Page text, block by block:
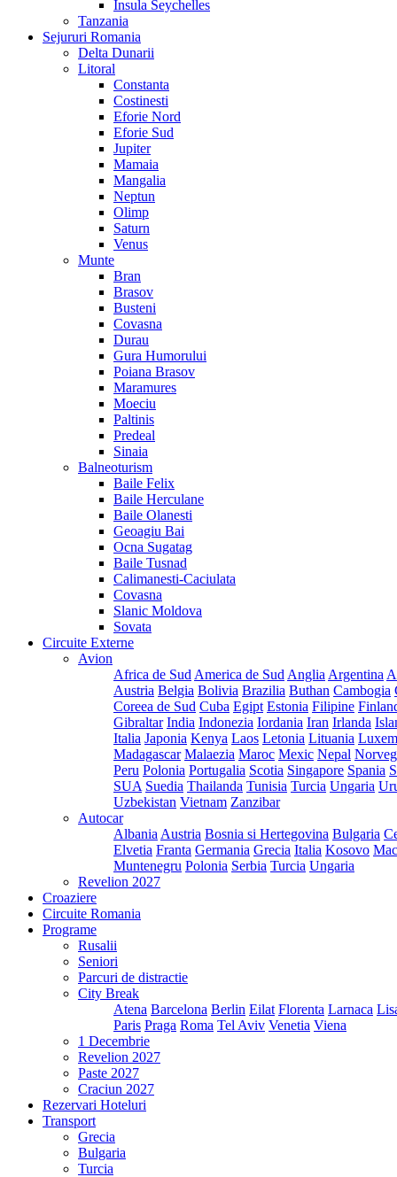
Insula Seychelles
Tanzania
Sejururi Romania
Delta Dunarii
Litoral
Constanta
Costinesti
Eforie Nord
Eforie Sud
Jupiter
Mamaia
Mangalia
Neptun
Olimp
Saturn
Venus
Munte
Bran
Brasov
Busteni
Covasna
Durau
Gura Humorului
Poiana Brasov
Maramures
Moeciu
Paltinis
Predeal
Sinaia
Balneoturism
Baile Felix
Baile Herculane
Baile Olanesti
Geoagiu Bai
Ocna Sugatag
Baile Tusnad
Calimanesti-Caciulata
Covasna
Slanic Moldova
Sovata
Circuite Externe
Avion
Africa de Sud America de Sud Anglia Argentina
Austria Belgia Bolivia Brazilia Buthan Cambogia
Coreea de Sud Cuba Egipt Estonia Filipine
Gibraltar India Indonezia Iordania Iran Irlanda
Italia Japonia Kenya Laos Letonia Lituania
Madagascar Malaezia Maroc Mexic Nepal
Peru Polonia Portugalia Scotia Singapore Spania
SUA Suedia Thailanda Tunisia Turcia Ungaria
Uzbekistan Vietnam Zanzibar
Autocar
Albania Austria Bosnia si Hertegovina Bulgaria
Elvetia Franta Germania Grecia Italia Kosovo
Muntenegru Polonia Serbia Turcia Ungaria
Revelion 2027
Croaziere
Circuite Romania
Programe
Rusalii
Seniori
Parcuri de distractie
City Break
Atena Barcelona Berlin Eilat Florenta Larnaca
Paris Praga Roma Tel Aviv Venetia Viena
1 Decembrie
Revelion 2027
Paste 2027
Craciun 2027
Rezervari Hoteluri
Transport
Grecia
Bulgaria
Turcia